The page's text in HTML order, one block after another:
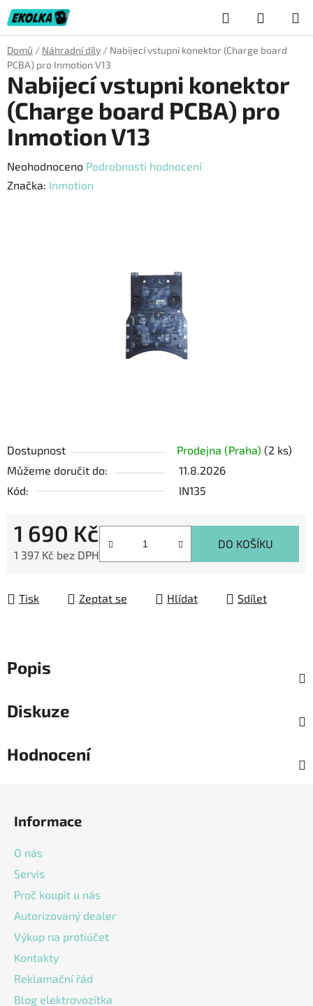
Přejít
na
obsah
Hledat
KOŠÍK
Domů / Náhradní díly / Nabijecí vstupni konektor (Charge board
PCBA) pro Inmotion V13
Dostupnost Prodejna (Praha) (2 ks)
Můžeme doručit do:
11.8.2026
Kód:
IN135
1 690 Kč
1 397 Kč bez DPH
DO KOŠÍKU
Tisk Zeptat se Hlídat Sdílet
Nabijecí vstupni konektor
(Charge board PCBA) pro
Inmotion V13
Průměrné
hodnocení
Neohodnoceno Podrobnosti hodnocení
Značka: Inmotion
Popis
Diskuze
Hodnocení
Informace
O nás
Servis
Proč koupit u nás
Autorizovaný dealer
Výkup na protiúčet
Kontakty
Reklamační řád
Blog elektrovozítka